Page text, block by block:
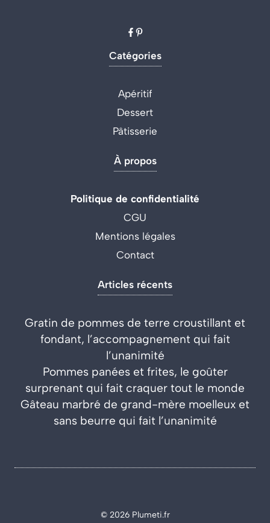
Catégories
Apéritif
Dessert
Pâtisserie
À propos
Politique de confidentialité
CGU
Mentions légales
Contact
Articles récents
Gratin de pommes de terre croustillant et
fondant, l’accompagnement qui fait
l’unanimité
Pommes panées et frites, le goûter
surprenant qui fait craquer tout le monde
Gâteau marbré de grand-mère moelleux et
sans beurre qui fait l’unanimité
© 2026 Plumeti.fr